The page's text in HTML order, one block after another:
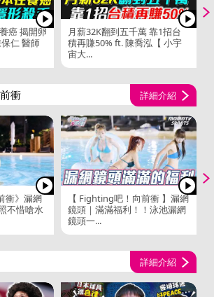
癌 揭開卵
仁 醫師
月薪32K翻到五千萬 靠1招台
積再賺50% ft. 陳喬泓【 小宇
宙大...
衝 詳細介紹
衝》漏網
不惜嗆水
【 Fighting吧！向前衝 】漏網
鏡頭｜滿滿福利！！泳池漏網
鏡頭一...
詳細介紹